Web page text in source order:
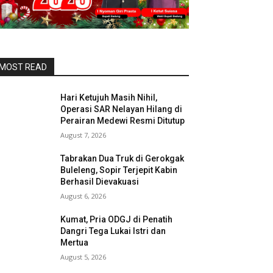
READ
Hari Ketujuh Masih Nihil,
Operasi SAR Nelayan Hilang di
Perairan Medewi Resmi Ditutup
August 7, 2026
Tabrakan Dua Truk di Gerokgak
Buleleng, Sopir Terjepit Kabin
Berhasil Dievakuasi
August 6, 2026
Kumat, Pria ODGJ di Penatih
Dangri Tega Lukai Istri dan
Mertua
August 5, 2026